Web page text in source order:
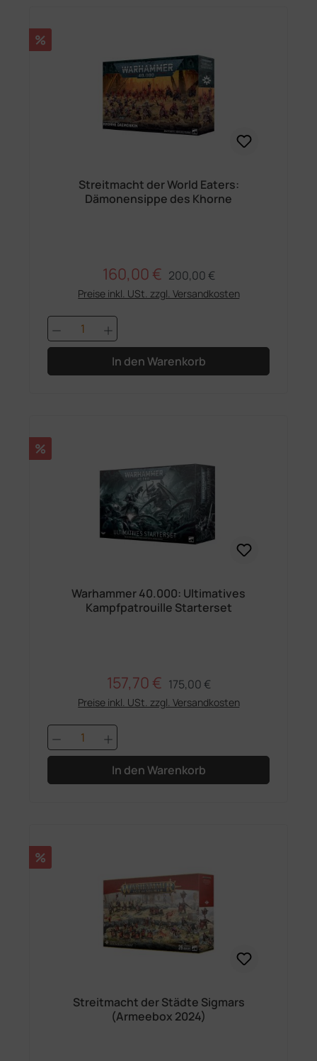
Rabatt
%
Streitmacht der World Eaters:
Dämonensippe des Khorne
Verkaufspreis:
160,00 € Regulärer Preis:
200,00 €
Preise inkl. USt. zzgl. Versandkosten
Produkt Anzahl: Gib den
In den Warenkorb
Rabatt
%
Warhammer 40.000: Ultimatives
Kampfpatrouille Starterset
Verkaufspreis:
157,70 € Regulärer Preis:
175,00 €
Preise inkl. USt. zzgl. Versandkosten
Produkt Anzahl: Gib den
In den Warenkorb
Rabatt
%
Streitmacht der Städte Sigmars
(Armeebox 2024)